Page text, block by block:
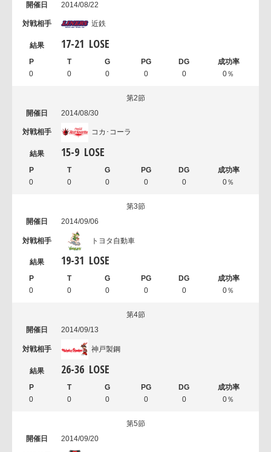
2014/08/22
近鉄
17-21 LOSE
0 0 0 0 0 0％
第2節
2014/08/30
コカ･コーラ
15-9 LOSE
0 0 0 0 0 0％
第3節
2014/09/06
トヨタ自動車
19-31 LOSE
0 0 0 0 0 0％
第4節
2014/09/13
神戸製鋼
26-36 LOSE
0 0 0 0 0 0％
第5節
2014/09/20